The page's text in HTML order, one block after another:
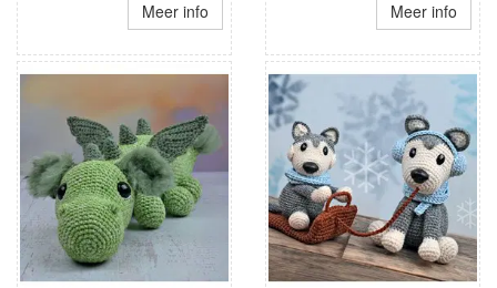
Meer info Meer info